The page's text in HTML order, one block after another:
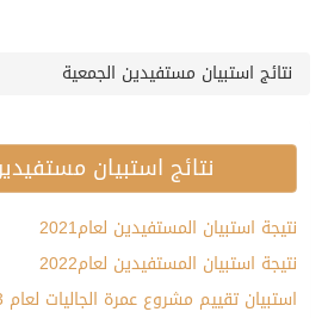
نتائج استبيان مستفيدين الجمعية
نتائج استبيان
نتيجة استبيان المستفيدين لعام2021
نتيجة استبيان المستفيدين لعام2022
استبيان تقييم مشروع عمرة الجاليات لعام 2023م